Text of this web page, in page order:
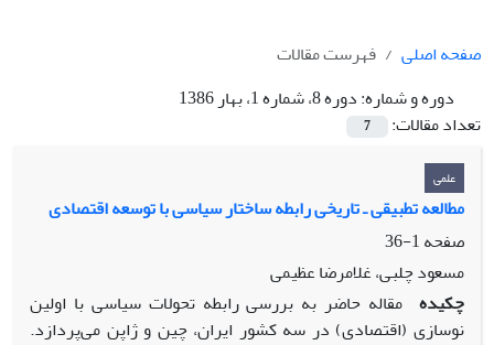
صفحه اصلی
فهرست مقالات
دوره و شماره:دوره 8، شماره 1، بهار 1386
تعداد مقالات:
7
علمی
مطالعه تطبیقی ـ تاریخی رابطه ساختار سیاسی با توسعه اقتصادی
صفحه1-36
مسعود چلبی، غلامرضا عظیمی
چکیده مقاله حاضر به بررسی رابطه تحولات سیاسی با اولین
نوسازی (اقتصادی) در سه کشور ایران، چین و ژاپن می‌پردازد.